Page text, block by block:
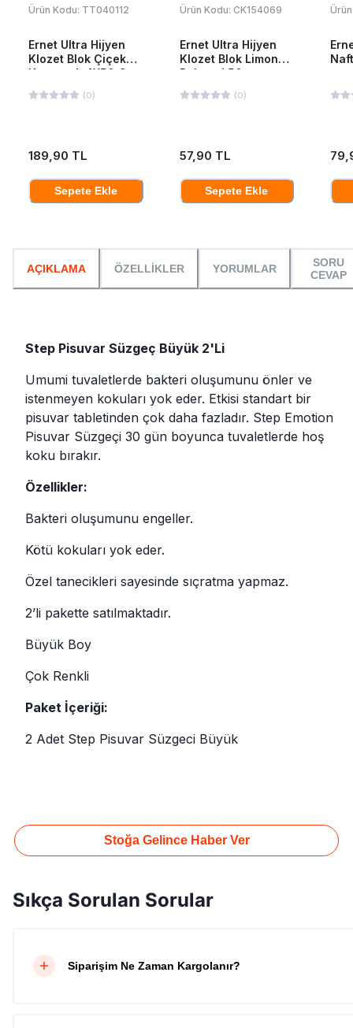
Ürün Kodu: TT040112
Ernet Ultra Hijyen
Klozet Blok Çiçek
Karnavalı 4X50 Gr
(0)
189,90 TL
Sepete Ekle
Ürün Kodu: CK154069
Ernet Ultra Hijyen
Klozet Blok Limon
Bahçesi 50 g
(0)
57,90 TL
Sepete Ekle
AÇIKLAMA ÖZELLİKLER YORUMLAR
SORU
CEVAP
Step Pisuvar Süzgeç Büyük 2'Li
Umumi tuvaletlerde bakteri oluşumunu önler ve
istenmeyen kokuları yok eder. Etkisi standart bir
pisuvar tabletinden çok daha fazladır. Step Emotion
Pisuvar Süzgeçi 30 gün boyunca tuvaletlerde hoş
koku bırakır.
Özellikler:
Bakteri oluşumunu engeller.
Kötü kokuları yok eder.
Özel tanecikleri sayesinde sıçratma yapmaz.
2’li pakette satılmaktadır.
Büyük Boy
Çok Renkli
Paket İçeriği:
2 Adet Step Pisuvar Süzgeci Büyük
Stoğa Gelince Haber Ver
Sıkça Sorulan Sorular
Siparişim Ne Zaman Kargolanır?